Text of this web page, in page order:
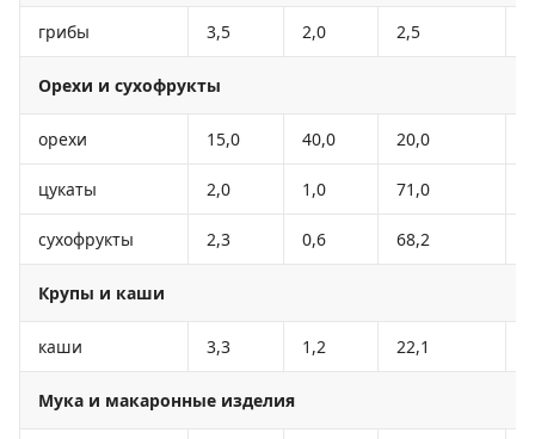
грибы 3,5 2,0 2,5
Орехи и сухофрукты
орехи 15,0 40,0 20,0
цукаты 2,0 1,0 71,0
сухофрукты 2,3 0,6 68,2
Крупы и каши
каши 3,3 1,2 22,1
Мука и макаронные изделия